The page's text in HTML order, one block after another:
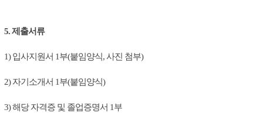
5. 제출서류
1) 입사지원서 1부(붙임양식, 사진 첨부)
2) 자기소개서 1부(붙임양식)
3) 해당 자격증 및 졸업증명서 1부